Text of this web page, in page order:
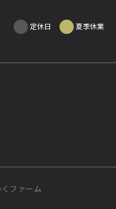
定休日 夏季休業
ファーム